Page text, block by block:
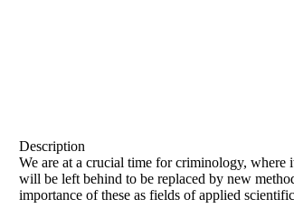
Description
We are at a crucial time for criminology, where
will be left behind to be replaced by new
importance of these as fields of applied